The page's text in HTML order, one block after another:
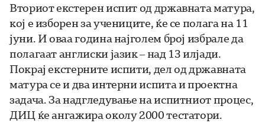
Вториот екстерен испит од државната матура,
кој е изборен за учениците, ќе се полага на 11
јуни. И оваа година најголем број избрале да
полагаат англиски јазик – над 13 илјади.
Покрај екстерните испити, дел од државната
матура се и два интерни испита и проектна
задача. За надгледување на испитниот процес,
ДИЦ ќе ангажира околу 2000 тестатори.